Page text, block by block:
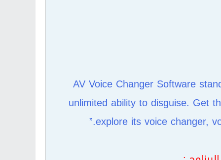
AV Voice Changer Software
unlimited ability to disguise. Get
explore its voice changer,